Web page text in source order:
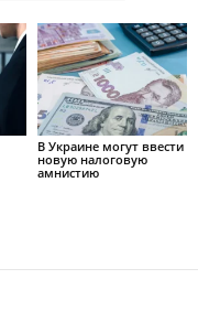
В Украине могут ввести
новую налоговую
амнистию